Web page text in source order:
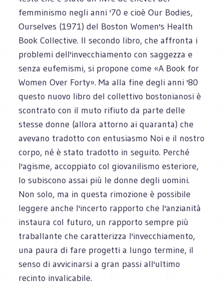
femminismo negli anni '70 e cioè Our Bodies,
Ourselves (1971) del Boston Women's Health
Book Collective. Il secondo libro, che affronta i
problemi dell'invecchiamento con saggezza e
senza eufemismi, si propone come «A Book for
Women Over Forty». Ma alla fine degli anni '80
questo nuovo libro del collettivo bostonianosi è
scontrato con il muto rifiuto da parte delle
stesse donne (allora attorno ai quaranta) che
avevano tradotto con entusiasmo Noi e il nostro
corpo, né è stato tradotto in seguito. Perché
l'agisme, accoppiato col giovanilismo esteriore,
lo subiscono assai più le donne degli uomini.
Non solo, ma in questa rimozione è possibile
leggere anche l'incerto rapporto che l'anzianità
instaura col futuro, un rapporto sempre più
traballante che caratterizza l'invecchiamento,
una paura di fare progetti a lungo termine, il
senso di avvicinarsi a gran passi all'ultimo
recinto invalicabile.